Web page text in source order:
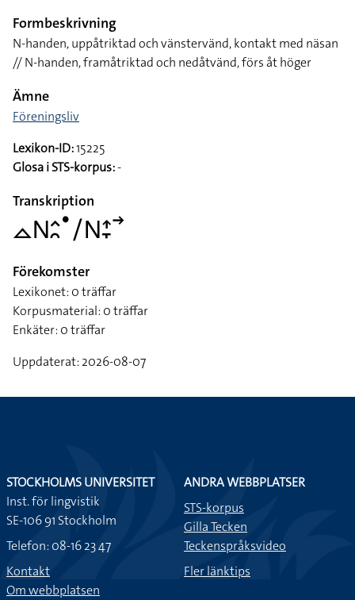
Formbeskrivning
N-handen, uppåtriktad och vänstervänd, kontakt med näsan
// N-handen, framåtriktad och nedåtvänd, förs åt höger
Ämne
Föreningsliv
Lexikon-ID:15225
Glosa i STS-korpus:-
Transkription
􌤼􌥌􌤵􌥘􌤟􌥠􌥌􌤴􌥙􌥣
Förekomster
Lexikonet: 0 träffar
Korpusmaterial: 0 träffar
Enkäter: 0 träffar
Uppdaterat: 2026-08-07
STOCKHOLMS UNIVERSITET
Inst. för lingvistik
SE-106 91 Stockholm
Telefon: 08-16 23 47
Kontakt
Om webbplatsen
ANDRA WEBBPLATSER
STS-korpus
Gilla Tecken
Teckenspråksvideo
Fler länktips